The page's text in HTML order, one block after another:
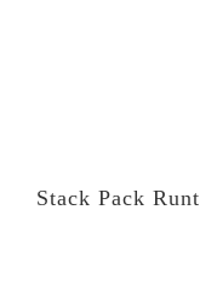
Stack Pack Runt